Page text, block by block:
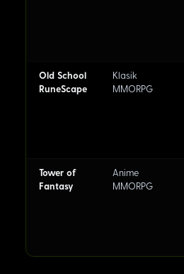
Old School
RuneScape
Klasik
MMORPG
Tower of
Fantasy
Anime
MMORPG